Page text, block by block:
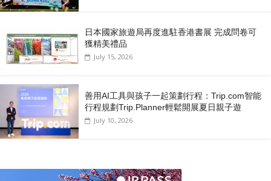
日本國家旅遊局再度進駐香港書展 完成問卷可
獲精美禮品
July 15, 2026
善用AI工具與孩子一起策劃行程：Trip.com智能
行程規劃Trip.Planner輕鬆開展夏日親子遊
July 10, 2026